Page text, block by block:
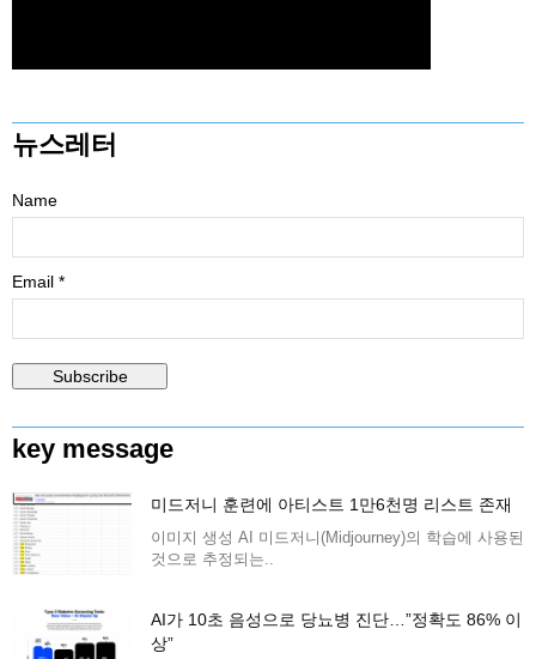
뉴스레터
Name
Email *
key message
미드저니 훈련에 아티스트 1만6천명 리스트 존재
이미지 생성 AI 미드저니(Midjourney)의 학습에 사용된
것으로 추정되는..
AI가 10초 음성으로 당뇨병 진단…”정확도 86% 이
상”